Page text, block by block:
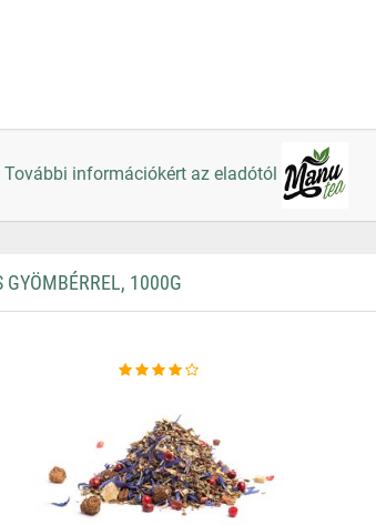
További információkért az eladótól
GYÖMBÉRREL, 1000G